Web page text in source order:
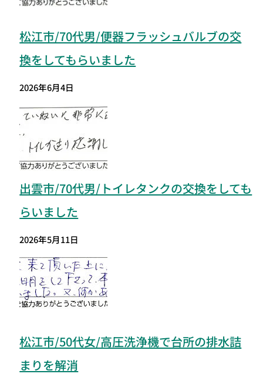
松江市/70代男/便器フラッシュバルブの交
換をしてもらいました
2026年6月4日
出雲市/70代男/トイレタンクの交換をしても
らいました
2026年5月11日
松江市/50代女/高圧洗浄機で台所の排水詰
まりを解消